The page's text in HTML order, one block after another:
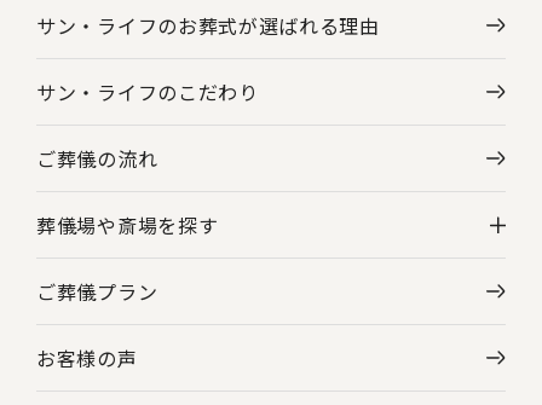
サン・ライフのお葬式が選ばれる理由
サン・ライフのこだわり
ご葬儀の流れ
葬儀場や斎場を探す
神奈川県の葬儀場・斎場一覧
東京都の葬儀場・斎場一覧
ご葬儀プラン
お客様の声